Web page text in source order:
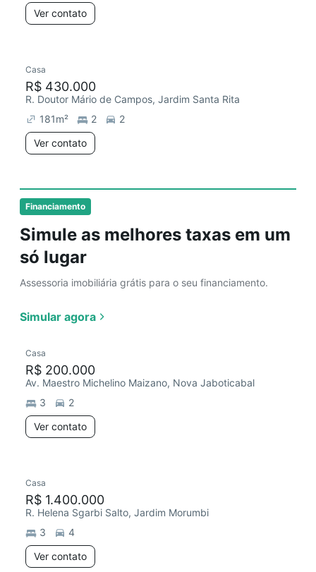
Financiamento
Simule as melhores taxas em um
só lugar
Assessoria imobiliária grátis para o seu financiamento.
Simular agora
Ver contato
Casa
R$ 430.000
R. Doutor Mário de Campos, Jardim Santa Rita
181m² 2
2
Ver contato
Casa
R$ 200.000
Av. Maestro Michelino Maizano, Nova Jaboticabal
3
2
Ver contato
Casa
R$ 1.400.000
R. Helena Sgarbi Salto, Jardim Morumbi
3
4
Ver contato